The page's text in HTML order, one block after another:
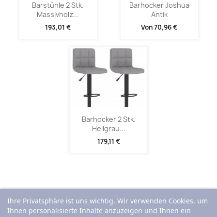
Barstühle 2 Stk.
Massivholz...
193,01 €
Barhocker Joshua
Antik
Von70,96 €
Barhocker 2 Stk.
Hellgrau...
179,11 €
Ihre Privatsphäre ist uns wichtig. Wir verwenden Cookies, um
Ihnen personalisierte Inhalte anzuzeigen und Ihnen ein